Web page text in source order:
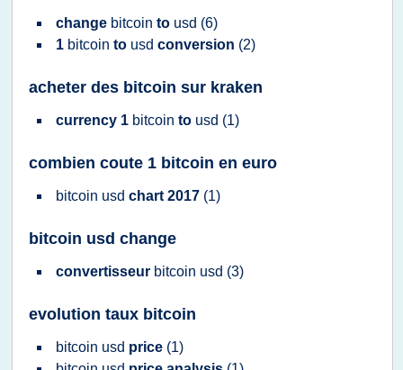
change bitcoin to usd (6)
1 bitcoin to usd conversion (2)
acheter des bitcoin sur kraken
currency 1 bitcoin to usd (1)
combien coute 1 bitcoin en euro
bitcoin usd chart 2017 (1)
bitcoin usd change
convertisseur bitcoin usd (3)
evolution taux bitcoin
bitcoin usd price (1)